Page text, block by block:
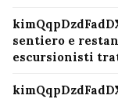
sentiero e
escursionisti